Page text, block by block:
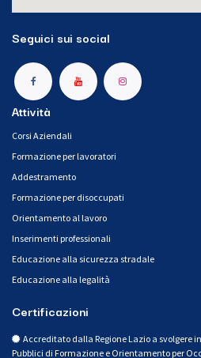
Seguici sui social
Attività
Corsi Aziendali
Formazione per lavoratori
Addestramento
Formazione per disoccupati
Orientamento al lavoro
Inserimenti professionali
Educazione alla sicurezza stradale
Educazione alla legalità
Certificazioni
Accreditato dalla Regione Lazio a svolgere
Pubblici di Formazione e Orientamento per